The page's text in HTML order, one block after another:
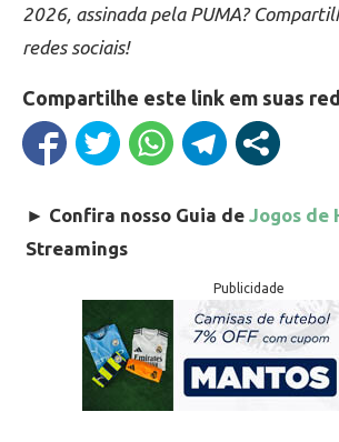
2026, assinada pela PUMA?
redes sociais!
Compartilhe este link em suas
► Confira nosso Guia de Jogos de
Streamings
Publicidade